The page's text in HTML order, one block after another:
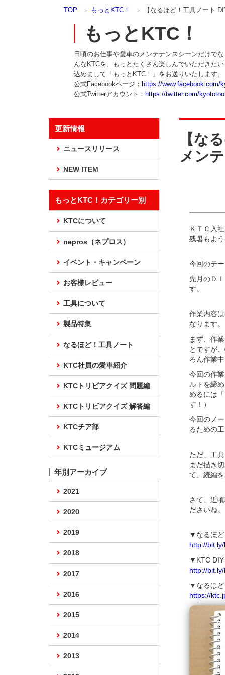
TOP もっとKTC！ 【なるほど！工具ノート
もっとKTC！
日頃のお仕事や愛車のメンテナンスシーンだけで
んなKTCを、もっとたくさん楽しんでいただきた
込めまして「もっとKTC！」をお送りいたします。
公式Facebookページ： https://www.facebook.com/
公式Twitterアカウント： https://twitter.com/
【な
メン
ＫＴＣ入
残暑もよ
今回のテ
先月のＤ
す。
作業内容
なります。
まず、作
とですが
ろん作業
今回の作
ルトを締
めるには
す！）
今回のノ
るための
ただ、工
まだ描き
て、続編
さて、近
ださいね。
▼なるほ
http://
▼KTC DIY
http://
▼なるほ
https://
更新情報
ニュースリリース
NEW ITEM
もっとKTC！カテゴリー別
KTCについて
nepros（ネプロス）
イベント・キャンペーン
お客様レビュー
工具について
製品特集
なるほど！工具ノート
KTC社員の愛車紹介
KTCトリビアクイズ 問題編
KTCトリビアクイズ 解答編
KTCチア部
KTCミュージアム
年別アーカイブ
2021
2020
2019
2018
2017
2016
2015
2014
2013